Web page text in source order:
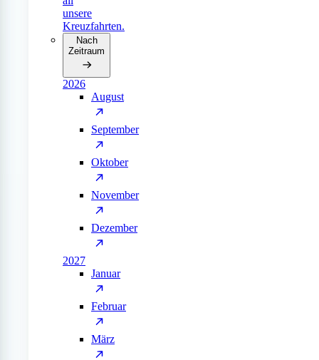
unsere
Kreuzfahrten.
Nach
Zeitraum
2026
August
September
Oktober
November
Dezember
2027
Januar
Februar
März